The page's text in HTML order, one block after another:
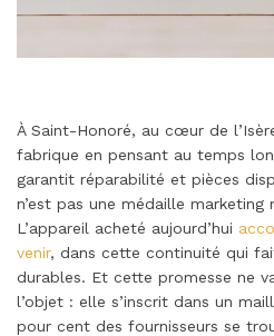
À Saint-Honoré, au cœur de
fabrique en pensant au temps
garantit réparabilité et pièces
n’est pas une médaille marketing
L’appareil acheté aujourd’hui
venir, dans cette continuité qui
durables. Et cette promesse ne
l’objet : elle s’inscrit dans un
pour cent des fournisseurs se